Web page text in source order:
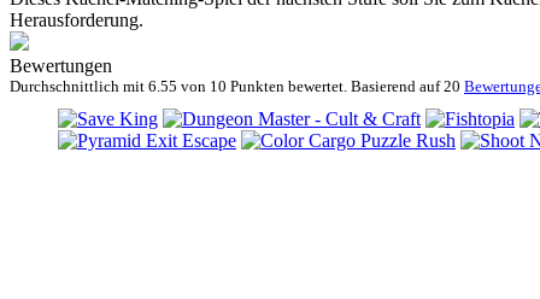
Herausforderung.
Bewertungen
Durchschnittlich mit 6.55 von 10 Punkten bewertet. Basierend auf20